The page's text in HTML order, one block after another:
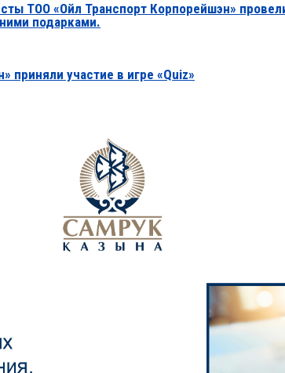
ТОО «Ойл Транспорт Корпорейшэн»
подарками.
участие в игре «Quiz»